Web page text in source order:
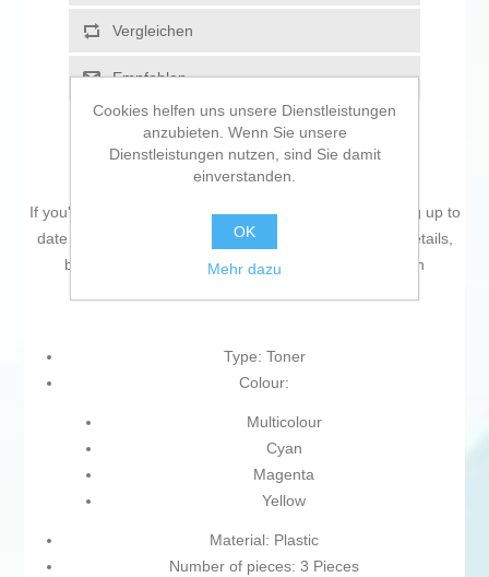
Vergleichen
Empfehlen
If you're passionate aboutIT and electronics
, like being up to
date on technology and don't miss even the slightest details,
buy
Toner HP HP LaserJet 201X Multicolour
at an
Type: Toner
Colour:
Multicolour
Cyan
Magenta
Yellow
Material: Plastic
Number of pieces: 3 Pieces
Cookies helfen uns unsere Dienstleistungen
anzubieten. Wenn Sie unsere
Dienstleistungen nutzen, sind Sie damit
einverstanden.
OK
Mehr dazu